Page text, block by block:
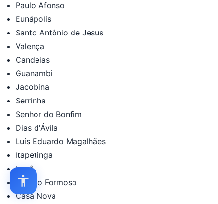
Paulo Afonso
Eunápolis
Santo Antônio de Jesus
Valença
Candeias
Guanambi
Jacobina
Serrinha
Senhor do Bonfim
Dias d'Ávila
Luís Eduardo Magalhães
Itapetinga
Irecê
Campo Formoso
Casa Nova